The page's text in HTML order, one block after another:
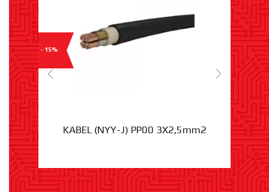
- 15%
KABEL (NYY-J) PP00 3X2,5mm2